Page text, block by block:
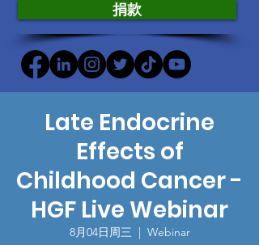
捐款
Late Endocrine
Effects of
Childhood Cancer -
HGF Live Webinar
8月04日周三
  |
Webinar